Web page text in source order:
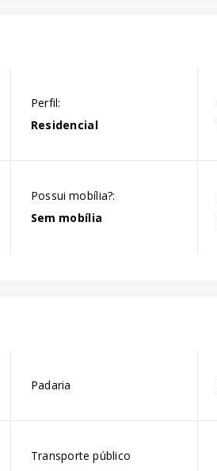
Perfil:
Residencial
Possui mobília?:
Sem mobília
Padaria
Transporte público